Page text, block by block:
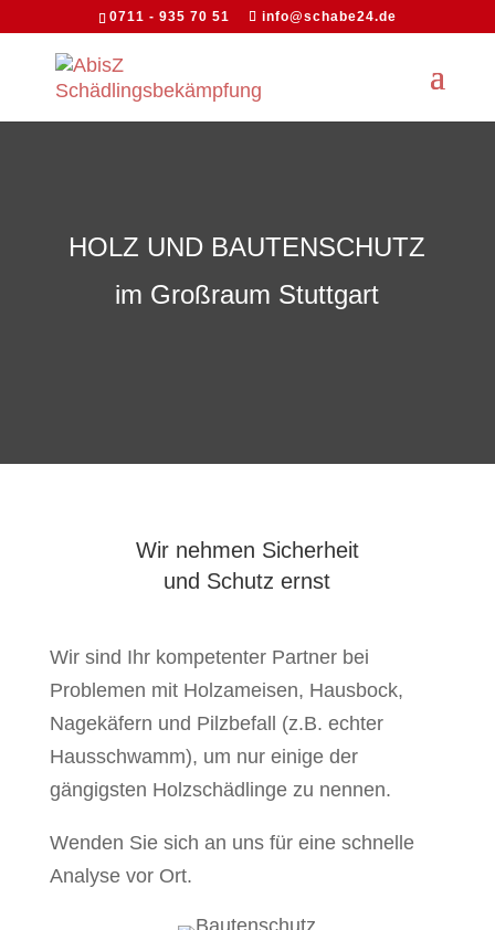
0711 - 935 70 51 info@schabe24.de
HOLZ UND BAUTENSCHUTZ
im Großraum Stuttgart
Wir nehmen Sicherheit
und Schutz ernst
Wir sind Ihr kompetenter Partner bei
Problemen mit Holzameisen, Hausbock,
Nagekäfern und Pilzbefall (z.B. echter
Hausschwamm), um nur einige der
gängigsten Holzschädlinge zu nennen.
Wenden Sie sich an uns für eine schnelle
Analyse vor Ort.